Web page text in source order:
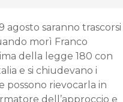
agosto saranno trascorsi
morì Franco
della legge 180 con
e si chiudevano i
possono rievocarla in
dell’approccio e